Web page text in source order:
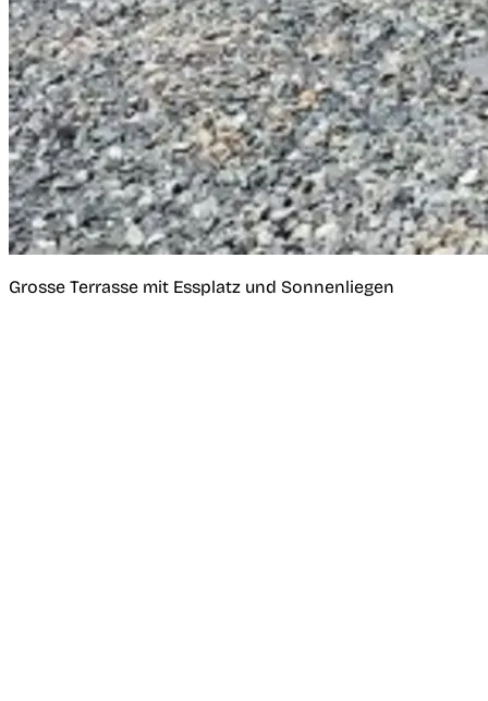
Grosse Terrasse mit Essplatz und Sonnenliegen